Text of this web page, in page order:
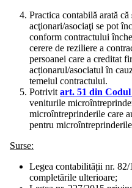
Practica contabilă arată că
acţionari/asociaţi se pot
conform contractului
cerere de reziliere a
persoanei care a creditat
acționarul/asociatul în
temeiul contractului.
Potrivit art. 51 din Codul
veniturile
microîntreprinderile care
pentru
Surse:
Legea contabilității nr.
completările ulterioare;